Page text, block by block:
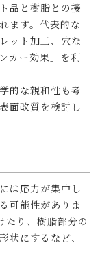
品と樹脂との接
ます。代表的な
ット加工、穴な
カー効果」を利
的な親和性も考
面改質を検討し
は応力が集中し
可能性がありま
たり、樹脂部分の
状にするなど、